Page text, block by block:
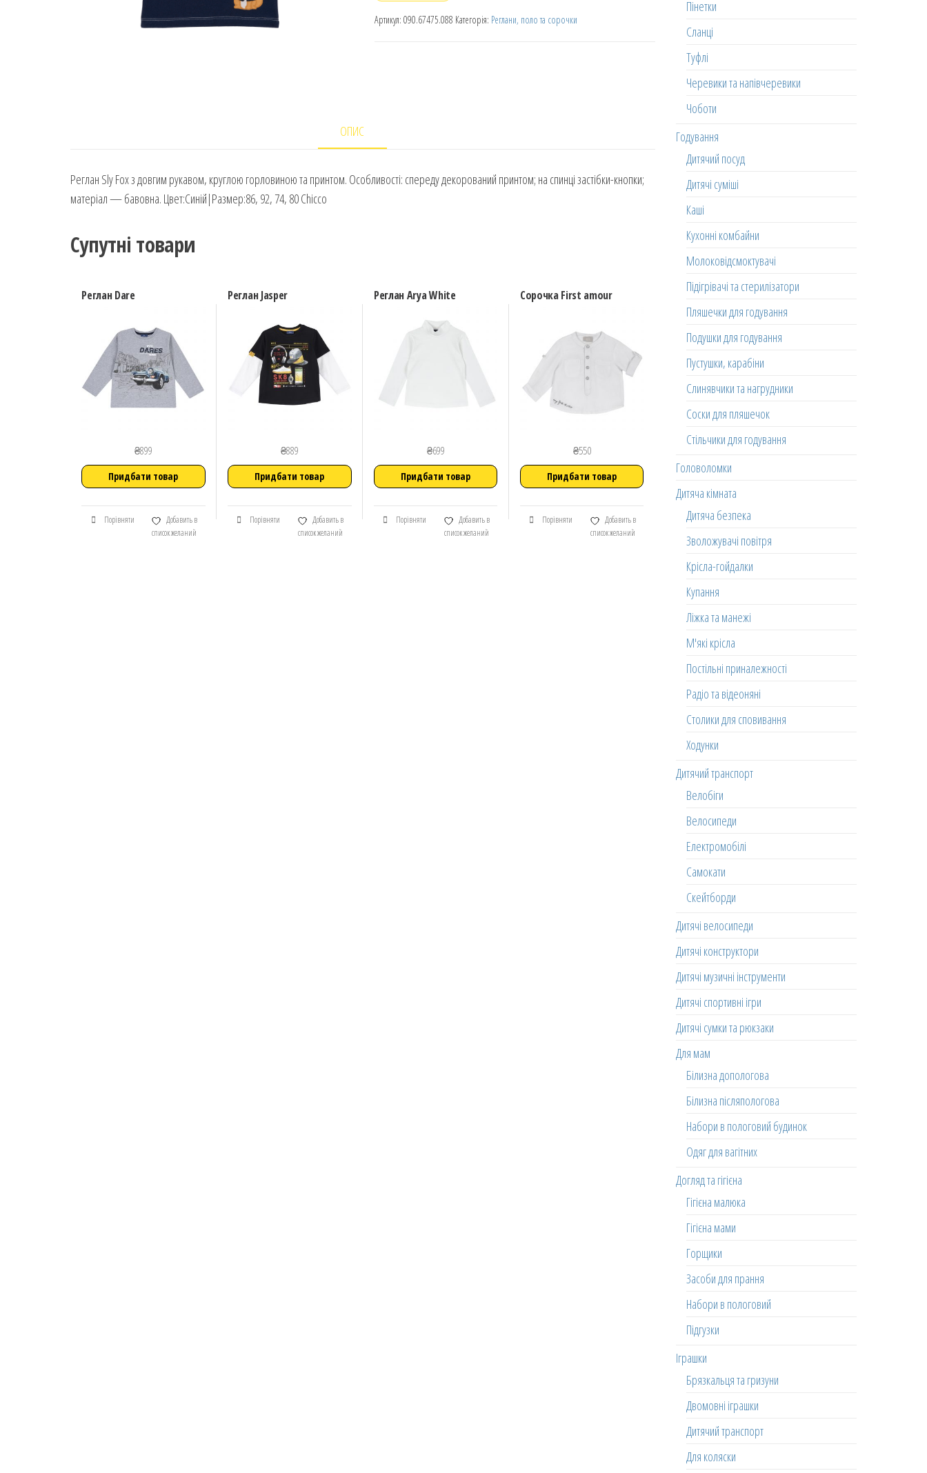
Артикул: 090.67475.088 Категорія: Реглани, поло та сорочки
ОПИС
Реглан Sly Fox з довгим рукавом, круглою горловиною та принтом. Особливості: спереду декорований принтом; на спинці застібки-кнопки;
матеріал — бавовна. Цвет:Синій|Размер:86, 92, 74, 80 Chicco
Супутні товари
Реглан Dare
₴899
Придбати товар
Порівняти
Добавить в
список желаний
Реглан Jasper
₴889
Придбати товар
Порівняти
Добавить в
список желаний
Реглан Arya White
₴699
Придбати товар
Порівняти
Добавить в
список желаний
Сорочка First amour
₴550
Придбати товар
Порівняти
Добавить в
список желаний
Пінетки
Сланці
Туфлі
Черевики та напівчеревики
Чоботи
Годування
Дитячий посуд
Дитячі суміші
Каші
Кухонні комбайни
Молоковідсмоктувачі
Підігрівачі та стерилізатори
Пляшечки для годування
Подушки для годування
Пустушки, карабіни
Слинявчики та нагрудники
Соски для пляшечок
Стільчики для годування
Головоломки
Дитяча кімната
Дитяча безпека
Зволожувачі повітря
Крісла-гойдалки
Купання
Ліжка та манежі
М'які крісла
Постільні приналежності
Радіо та відеоняні
Столики для сповивання
Ходунки
Дитячий транспорт
Велобіги
Велосипеди
Електромобілі
Самокати
Скейтборди
Дитячі велосипеди
Дитячі конструктори
Дитячі музичні інструменти
Дитячі спортивні ігри
Дитячі сумки та рюкзаки
Для мам
Білизна допологова
Білизна післяпологова
Набори в пологовий будинок
Одяг для вагітних
Догляд та гігієна
Гігієна малюка
Гігієна мами
Горщики
Засоби для прання
Набори в пологовий
Підгузки
Іграшки
Брязкальця та гризуни
Двомовні іграшки
Дитячий транспорт
Для коляски